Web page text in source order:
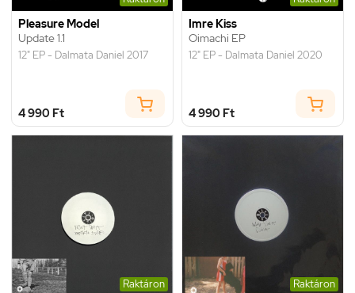
Pleasure Model
Update 1.1
12" EP - Dalmata Daniel 2017
4 990 Ft
Imre Kiss
Oimachi EP
12" EP - Dalmata Daniel 2020
4 990 Ft
Raktáron Raktáron